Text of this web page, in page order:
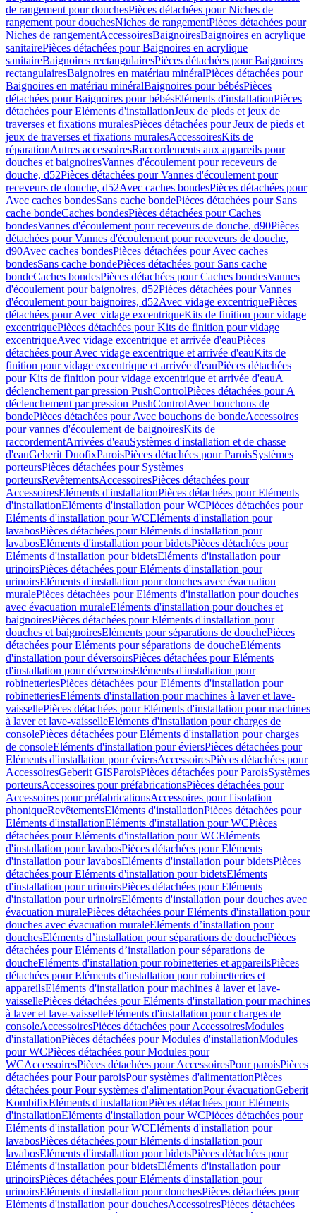
de rangement pour douchesPièces détachées pour Niches de
rangement pour douchesNiches de rangementPièces détachées pour
Niches de rangementAccessoiresBaignoiresBaignoires en acrylique
sanitairePièces détachées pour Baignoires en acrylique
sanitaireBaignoires rectangulairesPièces détachées pour Baignoires
rectangulairesBaignoires en matériau minéralPièces détachées pour
Baignoires en matériau minéralBaignoires pour bébésPièces
détachées pour Baignoires pour bébésEléments d'installationPièces
détachées pour Eléments d'installationJeux de pieds et jeux de
traverses et fixations muralesPièces détachées pour Jeux de pieds et
jeux de traverses et fixations muralesAccessoiresKits de
réparationAutres accessoiresRaccordements aux appareils pour
douches et baignoiresVannes d'écoulement pour receveurs de
douche, d52Pièces détachées pour Vannes d'écoulement pour
receveurs de douche, d52Avec caches bondesPièces détachées pour
Avec caches bondesSans cache bondePièces détachées pour Sans
cache bondeCaches bondesPièces détachées pour Caches
bondesVannes d'écoulement pour receveurs de douche, d90Pièces
détachées pour Vannes d'écoulement pour receveurs de douche,
d90Avec caches bondesPièces détachées pour Avec caches
bondesSans cache bondePièces détachées pour Sans cache
bondeCaches bondesPièces détachées pour Caches bondesVannes
d'écoulement pour baignoires, d52Pièces détachées pour Vannes
d'écoulement pour baignoires, d52Avec vidage excentriquePièces
détachées pour Avec vidage excentriqueKits de finition pour vidage
excentriquePièces détachées pour Kits de finition pour vidage
excentriqueAvec vidage excentrique et arrivée d'eauPièces
détachées pour Avec vidage excentrique et arrivée d'eauKits de
finition pour vidage excentrique et arrivée d'eauPièces détachées
pour Kits de finition pour vidage excentrique et arrivée d'eauA
déclenchement par pression PushControlPièces détachées pour A
déclenchement par pression PushControlAvec bouchons de
bondePièces détachées pour Avec bouchons de bondeAccessoires
pour vannes d'écoulement de baignoiresKits de
raccordementArrivées d'eauSystèmes d'installation et de chasse
d'eauGeberit DuofixParoisPièces détachées pour ParoisSystèmes
porteursPièces détachées pour Systèmes
porteursRevêtementsAccessoiresPièces détachées pour
AccessoiresEléments d'installationPièces détachées pour Eléments
d'installationEléments d'installation pour WCPièces détachées pour
Eléments d'installation pour WCEléments d'installation pour
lavabosPièces détachées pour Eléments d'installation pour
lavabosEléments d'installation pour bidetsPièces détachées pour
Eléments d'installation pour bidetsEléments d'installation pour
urinoirsPièces détachées pour Eléments d'installation pour
urinoirsEléments d'installation pour douches avec évacuation
muralePièces détachées pour Eléments d'installation pour douches
avec évacuation muraleEléments d'installation pour douches et
baignoiresPièces détachées pour Eléments d'installation pour
douches et baignoiresEléments pour séparations de douchePièces
détachées pour Eléments pour séparations de doucheEléments
d'installation pour déversoirsPièces détachées pour Eléments
d'installation pour déversoirsEléments d'installation pour
robinetteriesPièces détachées pour Eléments d'installation pour
robinetteriesEléments d'installation pour machines à laver et lave-
vaissellePièces détachées pour Eléments d'installation pour machines
à laver et lave-vaisselleEléments d'installation pour charges de
consolePièces détachées pour Eléments d'installation pour charges
de consoleEléments d'installation pour éviersPièces détachées pour
Eléments d'installation pour éviersAccessoiresPièces détachées pour
AccessoiresGeberit GISParoisPièces détachées pour ParoisSystèmes
porteursAccessoires pour préfabricationsPièces détachées pour
Accessoires pour préfabricationsAccessoires pour l'isolation
phoniqueRevêtementsEléments d'installationPièces détachées pour
Eléments d'installationEléments d'installation pour WCPièces
détachées pour Eléments d'installation pour WCEléments
d'installation pour lavabosPièces détachées pour Eléments
d'installation pour lavabosEléments d'installation pour bidetsPièces
détachées pour Eléments d'installation pour bidetsEléments
d'installation pour urinoirsPièces détachées pour Eléments
d'installation pour urinoirsEléments d'installation pour douches avec
évacuation muralePièces détachées pour Eléments d'installation pour
douches avec évacuation muraleEléments d’installation pour
douchesEléments d’installation pour séparations de douchePièces
détachées pour Eléments d’installation pour séparations de
doucheEléments d'installation pour robinetteries et appareilsPièces
détachées pour Eléments d'installation pour robinetteries et
appareilsEléments d'installation pour machines à laver et lave-
vaissellePièces détachées pour Eléments d'installation pour machines
à laver et lave-vaisselleEléments d'installation pour charges de
consoleAccessoiresPièces détachées pour AccessoiresModules
d'installationPièces détachées pour Modules d'installationModules
pour WCPièces détachées pour Modules pour
WCAccessoiresPièces détachées pour AccessoiresPour paroisPièces
détachées pour Pour paroisPour systèmes d'alimentationPièces
détachées pour Pour systèmes d'alimentationPour évacuationGeberit
KombifixEléments d'installationPièces détachées pour Eléments
d'installationEléments d'installation pour WCPièces détachées pour
Eléments d'installation pour WCEléments d'installation pour
lavabosPièces détachées pour Eléments d'installation pour
lavabosEléments d'installation pour bidetsPièces détachées pour
Eléments d'installation pour bidetsEléments d'installation pour
urinoirsPièces détachées pour Eléments d'installation pour
urinoirsEléments d'installation pour douchesPièces détachées pour
Eléments d'installation pour douchesAccessoiresPièces détachées